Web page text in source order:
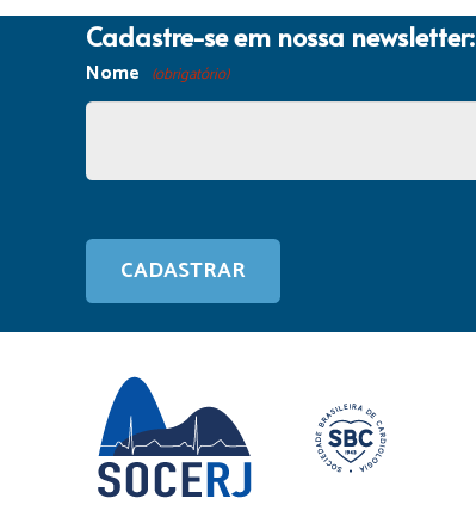
Cadastre-se em nossa newsletter:
Nome (obrigatório)